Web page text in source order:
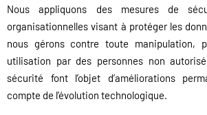
Nous appliquons des mesures de
organisationnelles visant à protéger les
nous gérons contre toute manipulation,
utilisation par des personnes non
sécurité font l’objet d’améliorations
compte de l’évolution technologique.